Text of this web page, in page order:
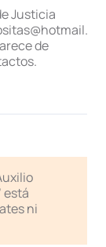
Justicia
de
está
ni